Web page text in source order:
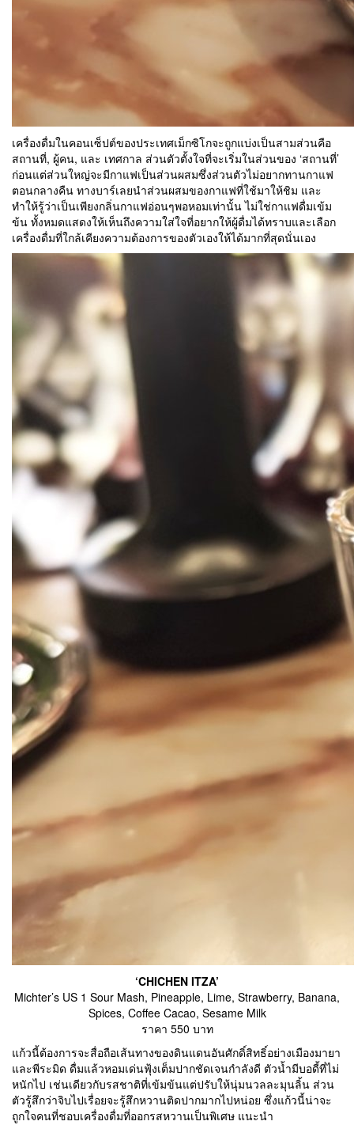
เครื่องดื่มในคอนเซ็ปต์ของประเทศเม็กซิโกจะถูกแบ่งเป็นสามส่วนคือ
สถานที่, ผู้คน, และ เทศกาล ส่วนตัวตั้งใจที่จะเริ่มในส่วนของ ‘สถานที่’
ก่อนแต่ส่วนใหญ่จะมีกาแฟเป็นส่วนผสมซึ่งส่วนตัวไม่อยากทานกาแฟ
ตอนกลางคืน ทางบาร์เลยนำส่วนผสมของกาแฟที่ใช้มาให้ชิม และ
ทำให้รู้ว่าเป็นเพียงกลิ่นกาแฟอ่อนๆพอหอมเท่านั้น ไม่ใช่กาแฟดื่มเข้ม
ข้น ทั้งหมดแสดงให้เห็นถึงความใส่ใจที่อยากให้ผู้ดื่มได้ทราบและเลือก
เครื่องดื่มที่ใกล้เคียงความต้องการของตัวเองให้ได้มากที่สุดนั่นเอง
‘CHICHEN ITZA’
Michter’s US 1 Sour Mash, Pineapple, Lime, Strawberry, Banana,
Spices, Coffee Cacao, Sesame Milk
ราคา 550 บาท
แก้วนี้ต้องการจะสื่อถือเส้นทางของดินแดนอันศักดิ์สิทธิ์อย่างเมืองมายา
และพีระมิด ดื่มแล้วหอมเด่นฟุ้งเต็มปากชัดเจนกำลังดี ตัวน้ำมีบอดี้ที่ไม่
หนักไป เช่นเดียวกับรสชาติที่เข้มข้นแต่ปรับให้นุ่มนวลละมุนลิ้น ส่วน
ตัวรู้สึกว่าจิบไปเรื่อยจะรู้สึกหวานติดปากมากไปหน่อย ซึ่งแก้วนี้น่าจะ
ถูกใจคนที่ชอบเครื่องดื่มที่ออกรสหวานเป็นพิเศษ แนะนำ